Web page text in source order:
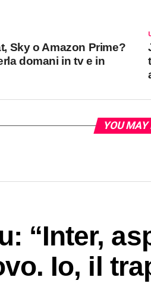
Sky o Amazon Prime?
domani in tv e in
YOU
“Inter,
Io, il